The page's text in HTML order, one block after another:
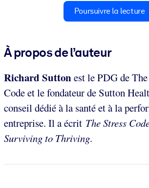
Poursuivre la lecture
À propos de l’auteur
Richard Suttonest le PDG de
Code et le fondateur de Sutton
conseil dédié à la santé et à la
entreprise. Il a écrit The Stress
Surviving to Thriving.